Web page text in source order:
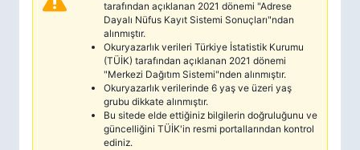
tarafından açıklanan 2021 dönemi "Adrese
Dayalı Nüfus Kayıt Sistemi Sonuçları"ndan
alınmıştır.
Okuryazarlık verileri Türkiye İstatistik Kurumu
(TÜİK) tarafından açıklanan 2021 dönemi
"Merkezi Dağıtım Sistemi"nden alınmıştır.
Okuryazarlık verilerinde 6 yaş ve üzeri yaş
grubu dikkate alınmıştır.
Bu sitede elde ettiğiniz bilgilerin doğruluğunu ve
güncelliğini TÜİK'in resmi portallarından kontrol
ediniz.